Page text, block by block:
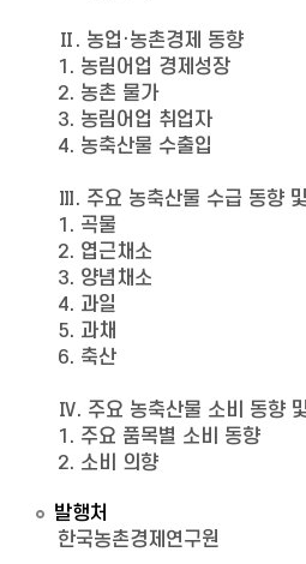
Ⅱ. 농업·농촌경제 동향
1. 농림어업 경제성장
2. 농촌 물가
3. 농림어업 취업자
4. 농축산물 수출입
Ⅲ. 주요 농축산물 수급 동향
1. 곡물
2. 엽근채소
3. 양념채소
4. 과일
5. 과채
6. 축산
Ⅳ. 주요 농축산물 소비 동향
1. 주요 품목별 소비 동향
2. 소비 의향
발행처
한국농촌경제연구원